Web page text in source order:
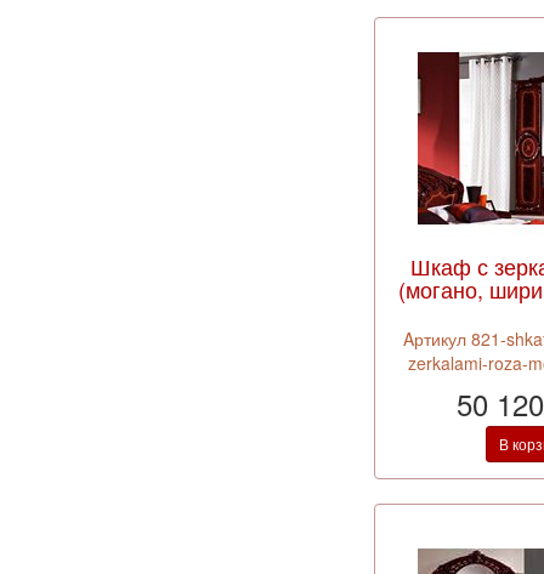
Шкаф с
(могано,
Aртикул 821-
zerkalami-roza-
50
В